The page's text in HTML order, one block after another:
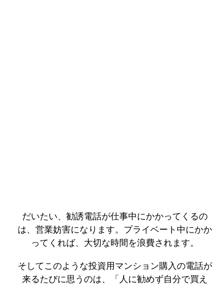
だいたい、勧誘電話が仕事中にかかってくるの
は、営業妨害になります。プライベート中にかか
ってくれば、大切な時間を浪費されます。
そしてこのような投資用マンション購入の電話が
来るたびに思うのは、「人に勧めず自分で買え